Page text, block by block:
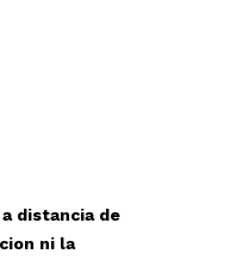
distancia de
ni la